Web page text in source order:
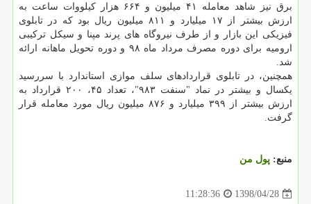
برق نیز شاهد معامله ۴۱ میلیون و ۶۶۴ هزار كیلووات ساعت به
ارزش بیشتر از ۱۷ میلیارد و ۸۱۱ میلیون ریال بود كه در تابلوی
فیزیكی این بازار و از طرف نیروگاه های پرند مپنا و سیكل تركیبی
ارومیه برای دوره مصرف مرداد ماه ۹۸ و دوره تحویل ماهانه ارائه
شد.
همچنین، در تابلوی قراردادهای سلف موازی استاندارد با سررسید
یكسال و بیشتر در نماد "سنفت ۹۸۳"، تعداد ۴۵، ۲۰۰ قرارداد به
ارزش بیشتر از ۳۹۹ میلیارد و ۸۷۶ میلیون ریال مورد معامله قرار
گرفت.
منبع: پول من
1398/04/28
11:28:36